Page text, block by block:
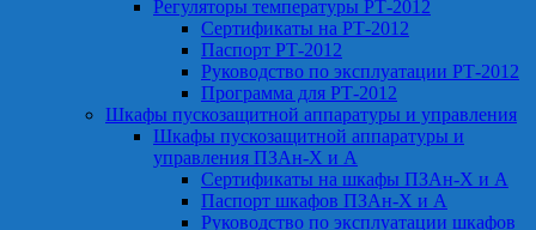
Регуляторы температуры РТ-2012
Сертификаты на РТ-2012
Паспорт РТ-2012
Руководство по эксплуатации РТ-2012
Программа для РТ-2012
Шкафы пускозащитной аппаратуры и управления
Шкафы пускозащитной аппаратуры и
управления ПЗАн-Х и А
Сертификаты на шкафы ПЗАн-Х и А
Паспорт шкафов ПЗАн-Х и А
Руководство по эксплуатации шкафов